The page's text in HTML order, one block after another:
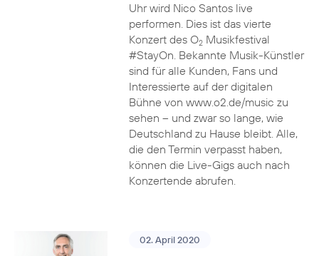
Uhr wird Nico Santos live
performen. Dies ist das vierte
Konzert des O2Musikfestival
#StayOn. Bekannte Musik-Künstler
sind für alle Kunden, Fans und
Interessierte auf der digitalen
Bühne von www.o2.de/music zu
sehen – und zwar so lange, wie
Deutschland zu Hause bleibt. Alle,
die den Termin verpasst haben,
können die Live-Gigs auch nach
Konzertende abrufen.
02. April 2020